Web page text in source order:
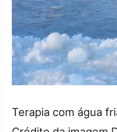
Terapia com água